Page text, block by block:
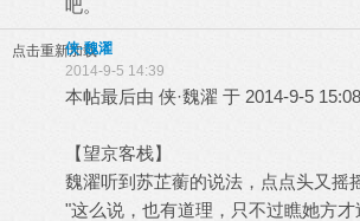
吧。
点击重新加载
侠·魏濯
2014-9-5 14:39
本帖最后由 侠·魏濯 于 2014-9-5
【望京客栈】
魏濯听到苏芷蘅的说法，点点头又摇
"这么说，也有道理，只不过瞧她方